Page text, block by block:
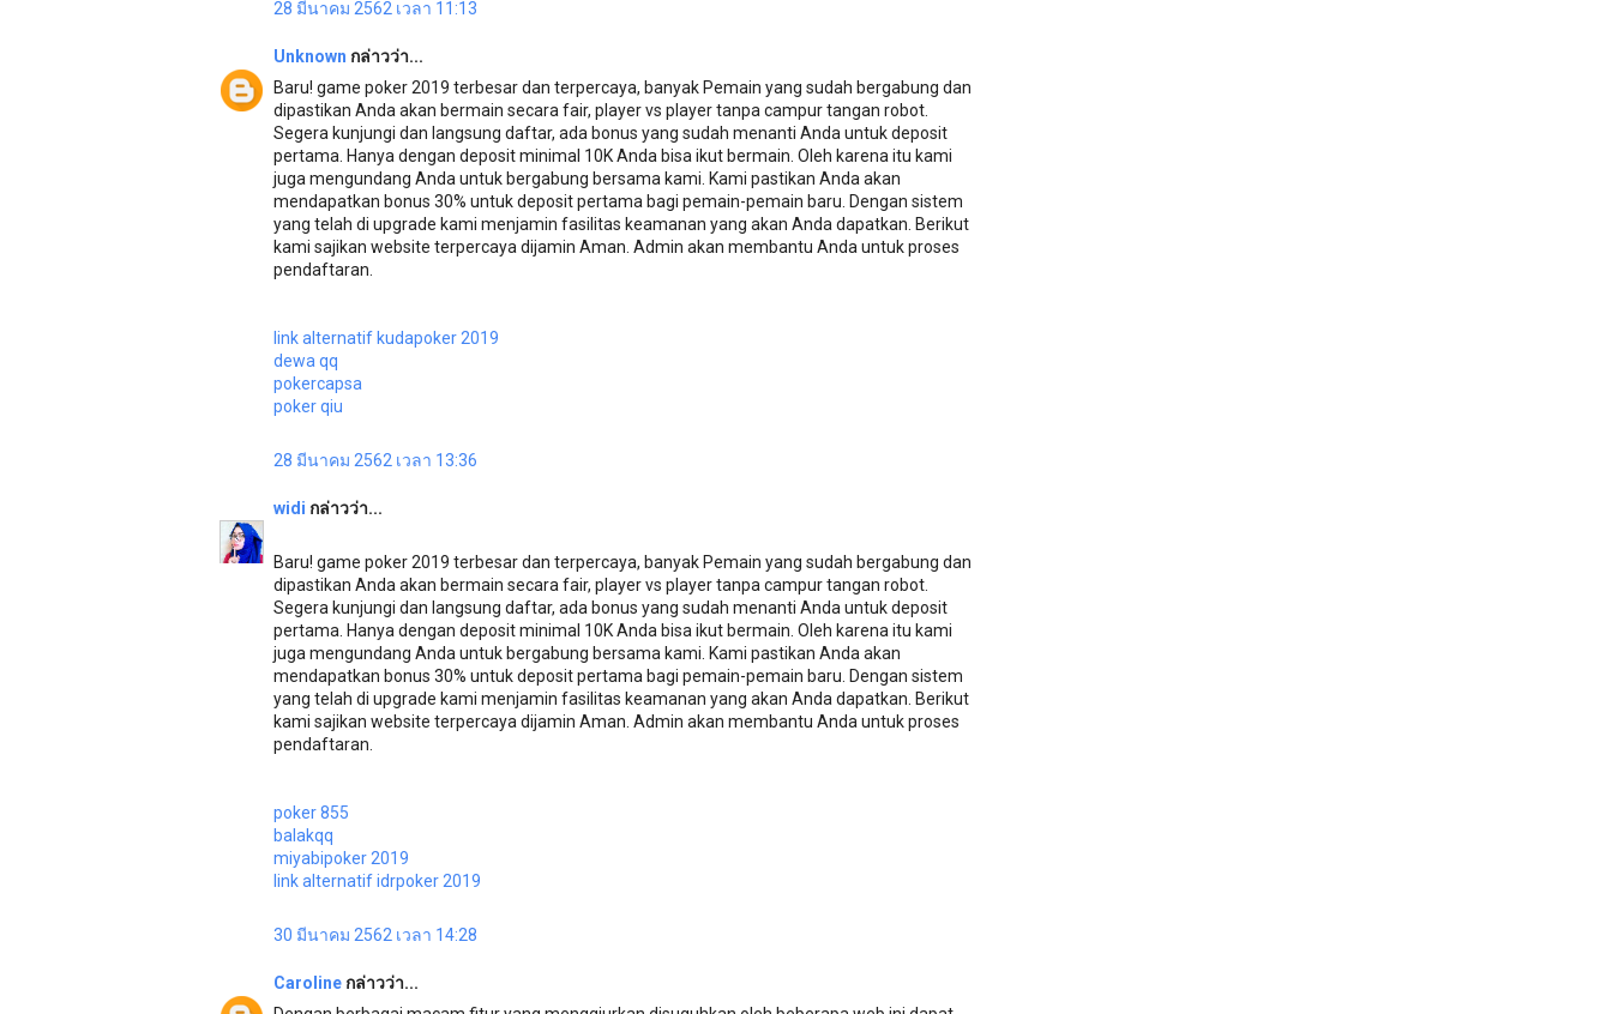
28 มีนาคม 2562 เวลา 11:13
Unknown กล่าวว่า...
Baru! game poker 2019 terbesar dan terpercaya, banyak Pemain yang sudah bergabung dan
dipastikan Anda akan bermain secara fair, player vs player tanpa campur tangan robot.
Segera kunjungi dan langsung daftar, ada bonus yang sudah menanti Anda untuk deposit
pertama. Hanya dengan deposit minimal 10K Anda bisa ikut bermain. Oleh karena itu kami
juga mengundang Anda untuk bergabung bersama kami. Kami pastikan Anda akan
mendapatkan bonus 30% untuk deposit pertama bagi pemain-pemain baru. Dengan sistem
yang telah di upgrade kami menjamin fasilitas keamanan yang akan Anda dapatkan. Berikut
kami sajikan website terpercaya dijamin Aman. Admin akan membantu Anda untuk proses
pendaftaran.
link alternatif kudapoker 2019
dewa qq
pokercapsa
poker qiu
28 มีนาคม 2562 เวลา 13:36
widi กล่าวว่า...
Baru! game poker 2019 terbesar dan terpercaya, banyak Pemain yang sudah bergabung dan
dipastikan Anda akan bermain secara fair, player vs player tanpa campur tangan robot.
Segera kunjungi dan langsung daftar, ada bonus yang sudah menanti Anda untuk deposit
pertama. Hanya dengan deposit minimal 10K Anda bisa ikut bermain. Oleh karena itu kami
juga mengundang Anda untuk bergabung bersama kami. Kami pastikan Anda akan
mendapatkan bonus 30% untuk deposit pertama bagi pemain-pemain baru. Dengan sistem
yang telah di upgrade kami menjamin fasilitas keamanan yang akan Anda dapatkan. Berikut
kami sajikan website terpercaya dijamin Aman. Admin akan membantu Anda untuk proses
pendaftaran.
poker 855
balakqq
miyabipoker 2019
link alternatif idrpoker 2019
30 มีนาคม 2562 เวลา 14:28
Caroline กล่าวว่า...